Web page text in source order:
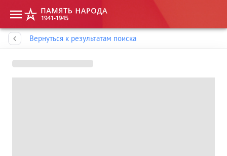
Вернуться к результатам поиска
Память народа